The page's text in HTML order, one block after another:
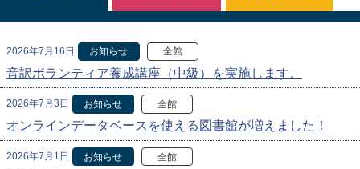
2026年7月16日 お知らせ 全館
音訳ボランティア養成講座（中級）を実施します。
2026年7月3日 お知らせ 全館
オンラインデータベースを使える図書館が増えました！
2026年7月1日 お知らせ 全館